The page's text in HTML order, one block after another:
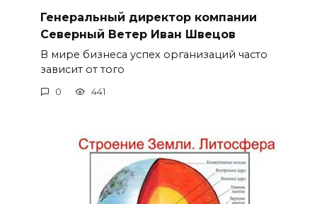
Генеральный директор компании
Северный Ветер Иван Швецов
В мире бизнеса успех организаций часто
зависит от того
0 441